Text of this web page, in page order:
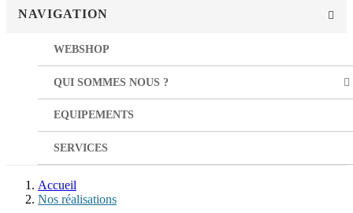
NAVIGATION
WEBSHOP
QUI SOMMES NOUS ?
EQUIPEMENTS
SERVICES
Accueil
Nos réalisations